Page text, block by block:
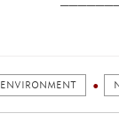
ENVIRONMENT